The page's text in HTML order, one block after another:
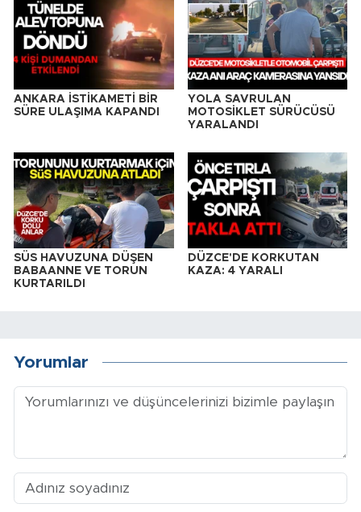
ANKARA İSTİKAMETİ BİR
SÜRE ULAŞIMA KAPANDI
YOLA SAVRULAN
MOTOSİKLET SÜRÜCÜSÜ
YARALANDI
SÜS HAVUZUNA DÜŞEN
BABAANNE VE TORUN
KURTARILDI
DÜZCE'DE KORKUTAN
KAZA: 4 YARALI
Yorumlar